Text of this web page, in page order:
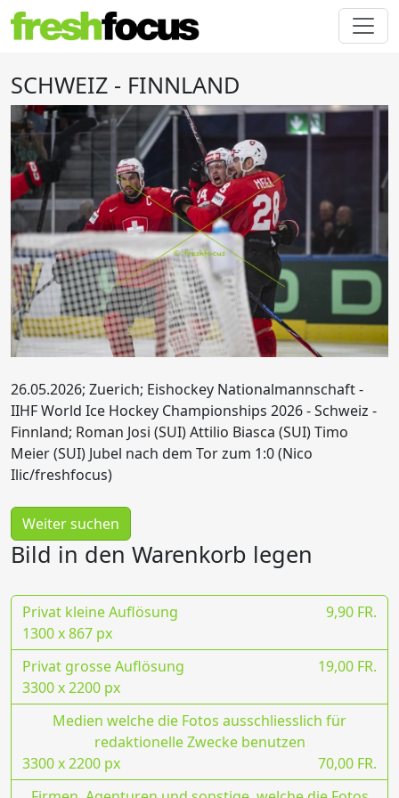
SCHWEIZ - FINNLAND
26.05.2026; Zuerich; Eishockey Nationalmannschaft -
IIHF World Ice Hockey Championships 2026 - Schweiz -
Finnland; Roman Josi (SUI) Attilio Biasca (SUI) Timo
Meier (SUI) Jubel nach dem Tor zum 1:0 (Nico
Ilic/freshfocus)
Weiter suchen
Bild in den Warenkorb legen
Privat kleine Auflösung
9,90 FR.
1300 x 867 px
Privat grosse Auflösung
19,00 FR.
3300 x 2200 px
Medien welche die Fotos ausschliesslich für
redaktionelle Zwecke benutzen
70,00 FR.
3300 x 2200 px